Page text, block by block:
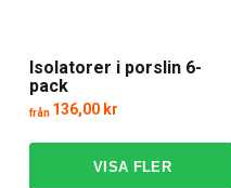
Isolatorer i porslin 6-
pack
från 136,00 kr